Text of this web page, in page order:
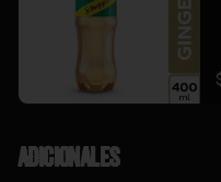
Adicionales